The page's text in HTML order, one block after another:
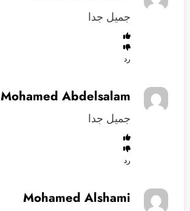
جميل جدا
رد
Mohamed Abdelsalam
جميل جدا
رد
Mohamed Alshami